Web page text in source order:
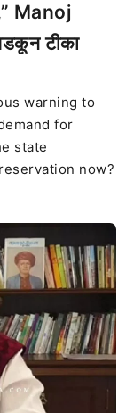
Manoj
टीका
warning to
for
state
now?